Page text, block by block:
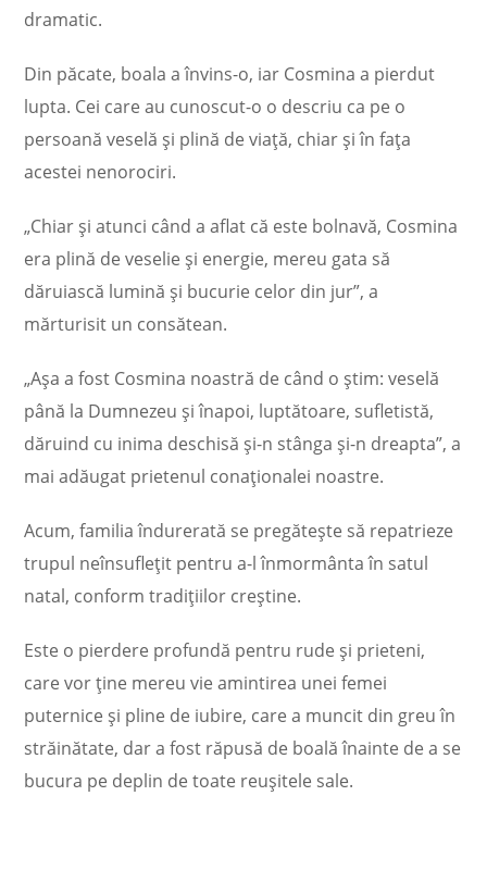
dramatic.
Din păcate, boala a învins-o, iar Cosmina a pierdut
lupta. Cei care au cunoscut-o o descriu ca pe o
persoană veselă și plină de viață, chiar și în fața
acestei nenorociri.
„Chiar și atunci când a aflat că este bolnavă, Cosmina
era plină de veselie și energie, mereu gata să
dăruiască lumină și bucurie celor din jur”, a
mărturisit un consătean.
„Așa a fost Cosmina noastră de când o știm: veselă
până la Dumnezeu și înapoi, luptătoare, sufletistă,
dăruind cu inima deschisă și-n stânga și-n dreapta”, a
mai adăugat prietenul conaționalei noastre.
Acum, familia îndurerată se pregătește să repatrieze
trupul neînsuflețit pentru a-l înmormânta în satul
natal, conform tradițiilor creștine.
Este o pierdere profundă pentru rude și prieteni,
care vor ține mereu vie amintirea unei femei
puternice și pline de iubire, care a muncit din greu în
străinătate, dar a fost răpusă de boală înainte de a se
bucura pe deplin de toate reușitele sale.